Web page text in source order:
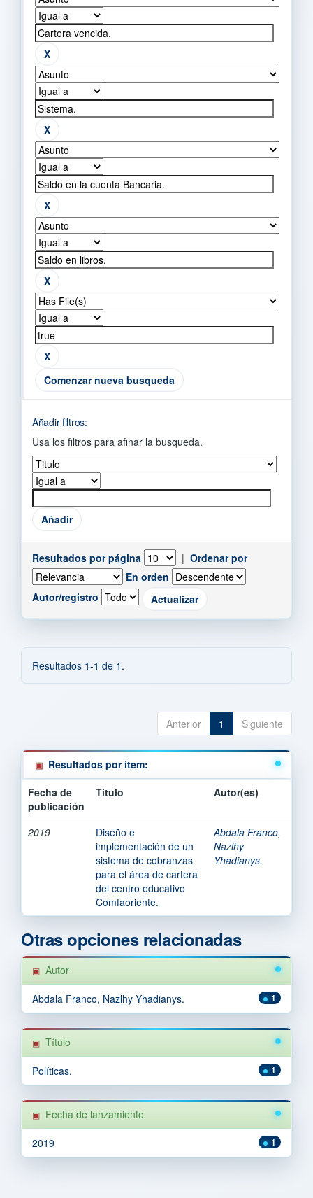
Comenzar nueva busqueda
Añadir filtros:
Usa los filtros para afinar la busqueda.
Resultados por página | Ordenar por
En orden
Autor/registro
Resultados 1-1 de 1.
Anterior 1 Siguiente
Resultados por ítem:
Fecha de
publicación
Título Autor(es)
2019
Diseño e
implementación de un
sistema de cobranzas
para el área de cartera
del centro educativo
Comfaoriente.
Abdala Franco,
Nazlhy
Yhadianys.
Otras opciones relacionadas
Autor
1
Abdala Franco, Nazlhy Yhadianys.
Título
1
Políticas.
Fecha de lanzamiento
1
2019